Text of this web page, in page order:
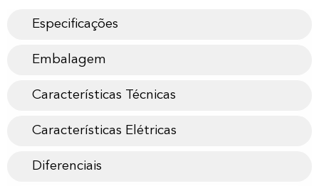
Especificações
Embalagem
Características Técnicas
Características Elétricas
Diferenciais